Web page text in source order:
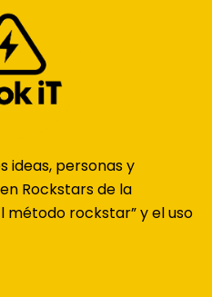
ideas, personas y
Rockstars de la
método rockstar” y el uso